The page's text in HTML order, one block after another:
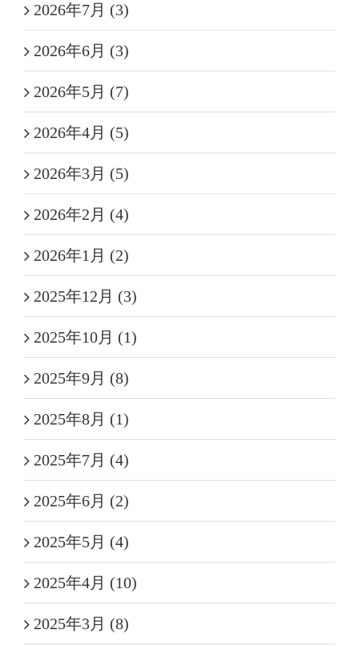
2026年7月 (3)
2026年6月 (3)
2026年5月 (7)
2026年4月 (5)
2026年3月 (5)
2026年2月 (4)
2026年1月 (2)
2025年12月 (3)
2025年10月 (1)
2025年9月 (8)
2025年8月 (1)
2025年7月 (4)
2025年6月 (2)
2025年5月 (4)
2025年4月 (10)
2025年3月 (8)